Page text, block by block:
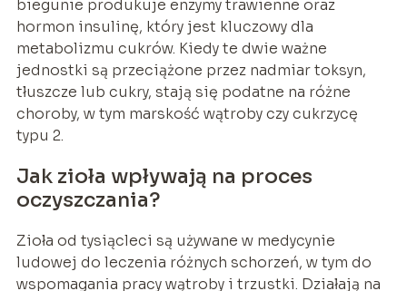
biegunie produkuje enzymy trawienne oraz
hormon insulinę, który jest kluczowy dla
metabolizmu cukrów. Kiedy te dwie ważne
jednostki są przeciążone przez nadmiar toksyn,
tłuszcze lub cukry, stają się podatne na różne
choroby, w tym marskość wątroby czy cukrzycę
typu 2.
Jak zioła wpływają na proces
oczyszczania?
Zioła od tysiącleci są używane w medycynie
ludowej do leczenia różnych schorzeń, w tym do
wspomagania pracy wątroby i trzustki. Działają na